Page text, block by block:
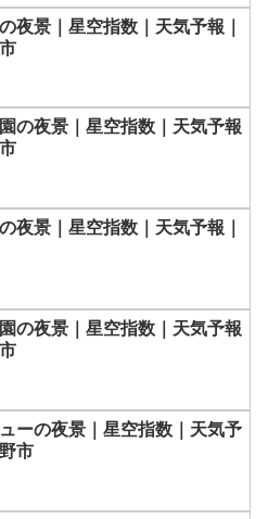
夜景｜星空指数｜天気予報｜
の夜景｜星空指数｜天気予報
夜景｜星空指数｜天気予報｜
の夜景｜星空指数｜天気予報
ーの夜景｜星空指数｜天気予
市